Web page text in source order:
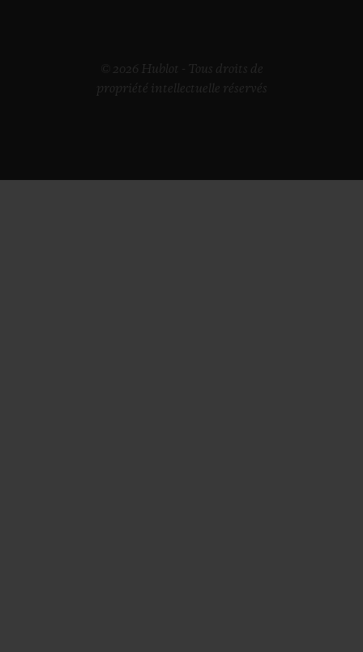
© 2026 Hublot - Tous droits de
propriété intellectuelle réservés